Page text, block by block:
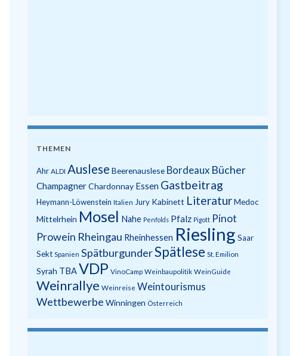
THEMEN
Ahr ALDI Auslese Beerenauslese Bordeaux Bücher
ChampagnerChardonnay Essen Gastbeitrag
Heymann-Löwenstein Italien Jury Kabinett Literatur Medoc
Mittelrhein Mosel Nahe Penfolds Pfalz Pigott Pinot
Prowein Rheingau Rheinhessen Riesling Saar
Sekt Spanien SpätburgunderSpätlese St. Emilion
Syrah TBAVDP VinoCamp Weinbaupolitik WeinGuide
Weinrallye Weinreise Weintourismus
Wettbewerbe Winningen Österreich